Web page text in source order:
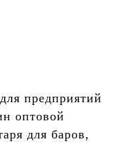
предприятий
оптовой
для баров,